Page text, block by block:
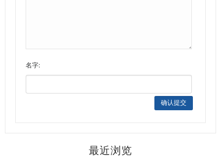
名字:
最近浏览